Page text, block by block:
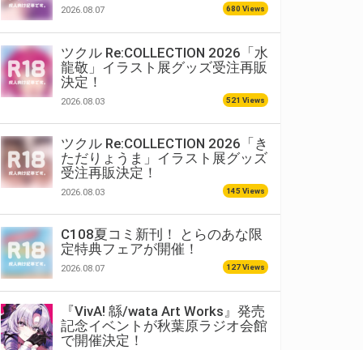
2026.08.07 680 Views
ツクル Re:COLLECTION 2026「水
龍敬」イラスト展グッズ受注再販
決定！
2026.08.03 521 Views
ツクル Re:COLLECTION 2026「き
ただりょうま」イラスト展グッズ
受注再販決定！
2026.08.03 145 Views
C108夏コミ新刊！ とらのあな限
定特典フェアが開催！
2026.08.07 127 Views
『VivA! 緜/wata Art Works』発売
記念イベントが秋葉原ラジオ会館
で開催決定！